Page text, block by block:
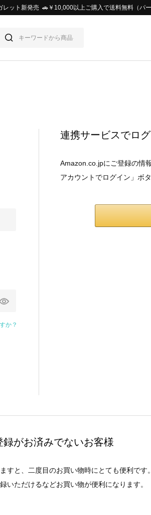
ット新発売 🚗￥10,000以上ご購入で送料無料（
か？
連携サービスでロ
Amazon.co.jpにご登録の情
アカウントでログイン」ボ
録がお済みでないお客様
すと、二度目のお買い物時にとても便利です
いただけるなどお買い物が便利になります。